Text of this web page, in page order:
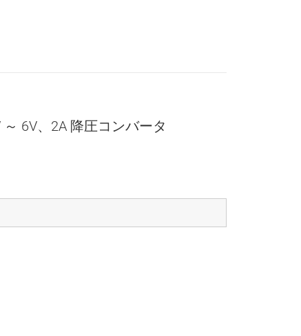
6V、2A 降圧コンバータ